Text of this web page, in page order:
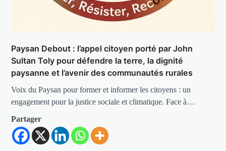
Paysan Debout : l’appel citoyen porté par John
Sultan Toly pour défendre la terre, la dignité
paysanne et l’avenir des communautés rurales
Voix du Paysan pour former et informer les citoyens : un
engagement pour la justice sociale et climatique. Face à…
Partager